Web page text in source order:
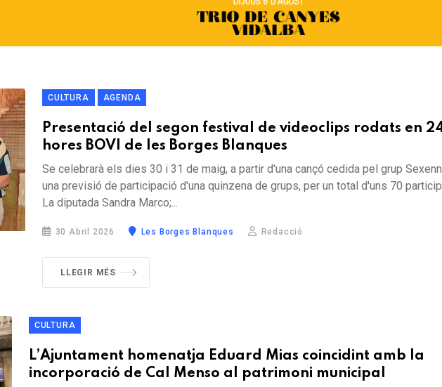
CULTURA AGENDA
Presentació del segon festival de videoclips rodats en
hores BOVI de les Borges Blanques
Se celebrarà els dies 30 i 31 de maig, a partir d'una cançó cedida pel grup
una previsió de participació d'una quinzena de grups, per un total d'uns 70
La diputada Sandra Marco;...
30 Abril 2026 Les Borges Blanques Redacció
LLEGIR MÉS
CULTURA
L’Ajuntament homenatja Eduard Mias coincidint amb la
incorporació de Cal Menso al patrimoni municipal